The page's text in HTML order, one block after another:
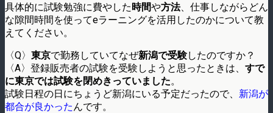
具体的に試験勉強に費やした時間や方法、仕事しながらどん
な隙間時間を使ってeラーニングを活用したのかについて教
えてください。
〈Q〉 東京で勤務していてなぜ新潟で受験したのですか？
〈A〉登録販売者の試験を受験しようと思ったときは、 すで
に東京では試験を閉めきっていました。
試験日程の日にちょうど新潟にいる予定だったので、 新潟が
都合が良かったんです。